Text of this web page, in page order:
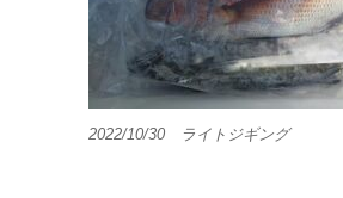
2022/10/30 ライトジギング